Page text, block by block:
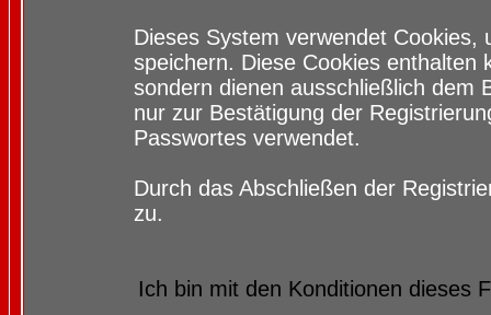
Dieses System verwendet
speichern. Diese Cookies enthalten
sondern dienen ausschließlich dem
nur zur Bestätigung der
Passwortes verwendet.
Durch das Abschließen der
zu.
Ich bin mit den Konditionen dieses